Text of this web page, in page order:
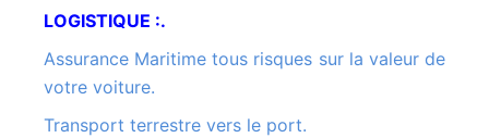
LOGISTIQUE :.
Assurance Maritime tous risques sur la valeur de
votre voiture.
Transport terrestre vers le port.